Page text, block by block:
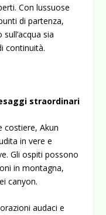
Con lussuose
di partenza,
sia
continuità.
straordinari
costiere, Akun
in vere e
Gli ospiti possono
in montagna,
canyon.
audaci e